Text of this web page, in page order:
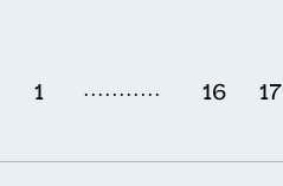
1 ........... 16 17